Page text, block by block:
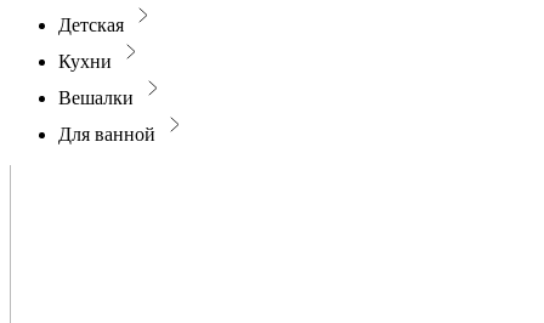
Детская
Кухни
Вешалки
Для ванной